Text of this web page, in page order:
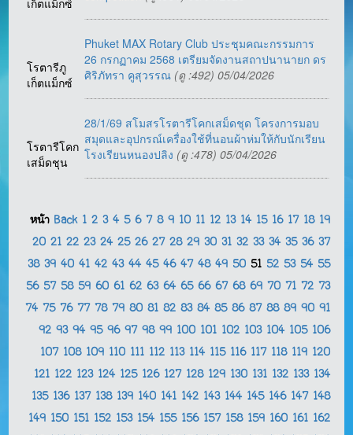
เก็ตแม็กซ์
โรตารีภู
เก็ตแม็กซ์
Phuket MAX Rotary Club ประชุมคณะกรรมการ
26 กรกฏาคม 2568 เตรียมจัดงานสถาปนานายก ดร
ศิริภัทรา คูสุวรรณ (ดู :492) 05/04/2026
โรตารีโคก
เสม็ดชุน
28/1/69 สโมสรโรตารีโคกเสม็ดชุด โครงการมอบ
สมุดและอุปกรณ์เครื่องใช้ที่นอนผ้าห่มให้กับนักเรียน
โรงเรียนหนองปลิง (ดู :478) 05/04/2026
หน้า Back 1 2 3 4 5 6 7 8 9 10 11 12 13 14 15 16 17 18 19
20 21 22 23 24 25 26 27 28 29 30 31 32 33 34 35 36 37
38 39 40 41 42 43 44 45 46 47 48 49 50 51 52 53 54 55
56 57 58 59 60 61 62 63 64 65 66 67 68 69 70 71 72 73
74 75 76 77 78 79 80 81 82 83 84 85 86 87 88 89 90 91
92 93 94 95 96 97 98 99 100 101 102 103 104 105 106
107 108 109 110 111 112 113 114 115 116 117 118 119 120
121 122 123 124 125 126 127 128 129 130 131 132 133 134
135 136 137 138 139 140 141 142 143 144 145 146 147 148
149 150 151 152 153 154 155 156 157 158 159 160 161 162